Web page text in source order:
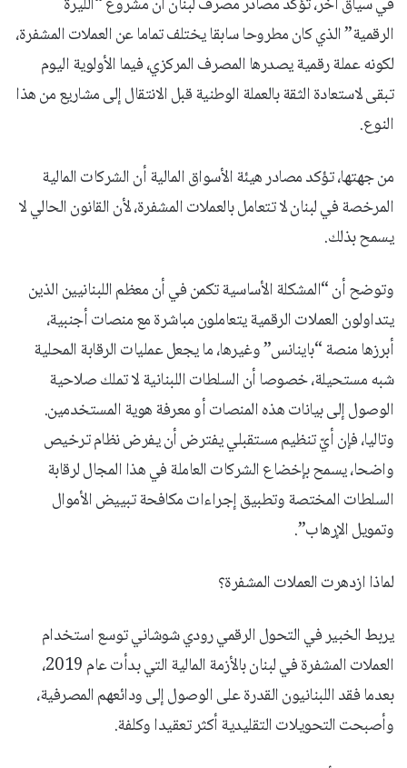
في سياق آخر، تؤكد مصادر مصرف لبنان أن مشروع “الليرة
الرقمية” الذي كان مطروحا سابقا يختلف تماما عن العملات المشفرة،
لكونه عملة رقمية يصدرها المصرف المركزي، فيما الأولوية اليوم
تبقى لاستعادة الثقة بالعملة الوطنية قبل الانتقال إلى مشاريع من هذا
النوع.
من جهتها، تؤكد مصادر هيئة الأسواق المالية أن الشركات المالية
المرخصة في لبنان لا تتعامل بالعملات المشفرة، لأن القانون الحالي لا
يسمح بذلك.
وتوضح أن “المشكلة الأساسية تكمن في أن معظم اللبنانيين الذين
يتداولون العملات الرقمية يتعاملون مباشرة مع منصات أجنبية،
أبرزها منصة “باينانس” وغيرها، ما يجعل عمليات الرقابة المحلية
شبه مستحيلة، خصوصا أن السلطات اللبنانية لا تملك صلاحية
الوصول إلى بيانات هذه المنصات أو معرفة هوية المستخدمين.
وتاليا، فإن أيّ تنظيم مستقبلي يفترض أن يفرض نظام ترخيص
واضحا، يسمح بإخضاع الشركات العاملة في هذا المجال لرقابة
السلطات المختصة وتطبيق إجراءات مكافحة تبييض الأموال
وتمويل الإرهاب”.
لماذا ازدهرت العملات المشفرة؟
يربط الخبير في التحول الرقمي رودي شوشاني توسع استخدام
العملات المشفرة في لبنان بالأزمة المالية التي بدأت عام 2019،
بعدما فقد اللبنانيون القدرة على الوصول إلى ودائعهم المصرفية،
وأصبحت التحويلات التقليدية أكثر تعقيدا وكلفة.